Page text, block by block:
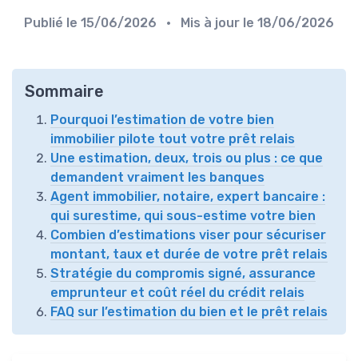
Publié le 15/06/2026 • Mis à jour le 18/06/2026
Sommaire
Pourquoi l’estimation de votre bien
immobilier pilote tout votre prêt relais
Une estimation, deux, trois ou plus : ce que
demandent vraiment les banques
Agent immobilier, notaire, expert bancaire :
qui surestime, qui sous-estime votre bien
Combien d’estimations viser pour sécuriser
montant, taux et durée de votre prêt relais
Stratégie du compromis signé, assurance
emprunteur et coût réel du crédit relais
FAQ sur l’estimation du bien et le prêt relais